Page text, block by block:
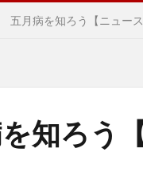
五月病を知ろう【ニュー
知ろう